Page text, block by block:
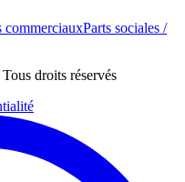
commerciauxParts sociales /
droits réservés